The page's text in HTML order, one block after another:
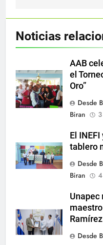
Noticias
AAB
el
Oro”
Desde
Biran
El
tablero
Desde
Biran
Unapec
Desde